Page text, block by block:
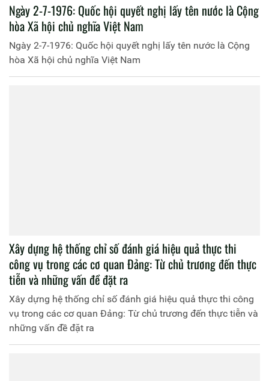
Ngày 2-7-1976: Quốc hội quyết nghị lấy tên nước là Cộng
hòa Xã hội chủ nghĩa Việt Nam
Ngày 2-7-1976: Quốc hội quyết nghị lấy tên nước là Cộng
hòa Xã hội chủ nghĩa Việt Nam
Xây dựng hệ thống chỉ số đánh giá hiệu quả thực thi
công vụ trong các cơ quan Đảng: Từ chủ trương đến thực
tiễn và những vấn đề đặt ra
Xây dựng hệ thống chỉ số đánh giá hiệu quả thực thi công
vụ trong các cơ quan Đảng: Từ chủ trương đến thực tiễn và
những vấn đề đặt ra